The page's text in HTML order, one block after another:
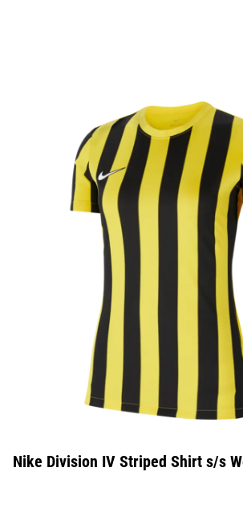
Nike Division IV Striped Shirt s/s